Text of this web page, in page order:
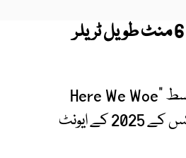
نیٹ فلکس کی مشہور زمانہ ویب سیریز "ویڈنزڈے" سیزن 2 کا 6 منٹ طویل ٹریلر
نیٹ فلکس کی مقبول ویب سیریز "ویڈنزڈے" کے سیزن 2 کی پہلی قسط "Here We Woe
Again" کے ابتدائی چھ منٹ کا ٹریلر جاری کر دیا گیا ہے، جو نیٹ فلکس کے 2025 کے ایونٹ